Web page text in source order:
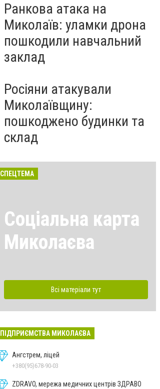
Ранкова атака на
Миколаїв: уламки дрона
пошкодили навчальний
заклад
Росіяни атакували
Миколаївщину:
пошкоджено будинки та
склад
СПЕЦТЕМА
Соціальна карта
Миколаєва
Всі матеріали тут
ПІДПРИЄМСТВА МИКОЛАЄВА
Ангстрем, ліцей
+380(95)678-90-03
ZDRAVO, мережа медичних центрів ЗДРАВО